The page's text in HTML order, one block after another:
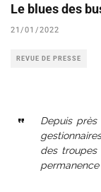
Le blues des
21/01/2022
REVUE DE PRESSE
Depuis
des troupes